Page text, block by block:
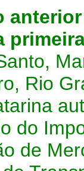
anterior
Rio
do
de